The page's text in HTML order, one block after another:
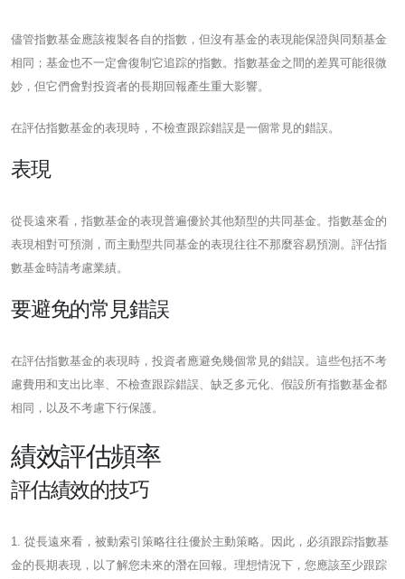
儘管指數基金應該複製各自的指數，但沒有基金的表現能保證與同類基金
相同；基金也不一定會復制它追踪的指數。指數基金之間的差異可能很微
妙，但它們會對投資者的長期回報產生重大影響。
在評估指數基金的表現時，不檢查跟踪錯誤是一個常見的錯誤。
表現
從長遠來看，指數基金的表現普遍優於其他類型的共同基金。指數基金的
表現相對可預測，而主動型共同基金的表現往往不那麼容易預測。評估指
數基金時請考慮業績。
要避免的常見錯誤
在評估指數基金的表現時，投資者應避免幾個常見的錯誤。這些包括不考
慮費用和支出比率、不檢查跟踪錯誤、缺乏多元化、假設所有指數基金都
相同，以及不考慮下行保護。
績效評估頻率
評估績效的技巧
1. 從長遠來看，被動索引策略往往優於主動策略。因此，必須跟踪指數基
金的長期表現，以了解您未來的潛在回報。理想情況下，您應該至少跟踪